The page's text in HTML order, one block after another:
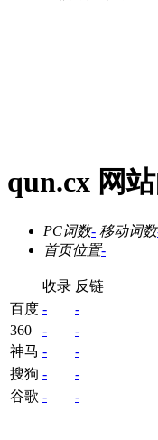
qun.cx 网
PC词数- 移动词数
首页位置-
收录 反链
百度 -
-
360
-
-
神马 -
-
搜狗 -
-
谷歌 - -